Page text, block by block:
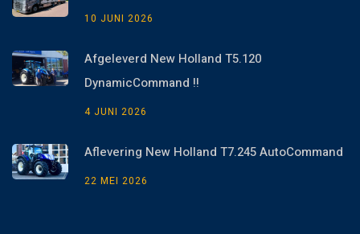
10 JUNI 2026
Afgeleverd New Holland T5.120
DynamicCommand !!
4 JUNI 2026
Aflevering New Holland T7.245 AutoCommand
22 MEI 2026